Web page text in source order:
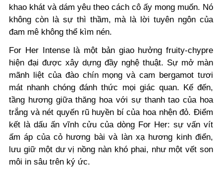
khao khát và dám yêu theo cách cô ấy mong muốn. Nó
không còn là sự thì thầm, mà là lời tuyên ngôn của
đam mê không thể kìm nén.
For Her Intense là một bản giao hưởng fruity-chypre
hiện đại được xây dựng đầy nghệ thuật. Sự mở màn
mãnh liệt của đào chín mọng và cam bergamot tươi
mát nhanh chóng đánh thức mọi giác quan. Kế đến,
tầng hương giữa thăng hoa với sự thanh tao của hoa
trắng và nét quyến rũ huyền bí của hoa nhện đỏ. Điểm
kết là dấu ấn vĩnh cửu của dòng For Her: sự vấn vít
ấm áp của cỏ hương bài và làn xạ hương kinh điển,
lưu giữ một dư vị nồng nàn khó phai, như một vết son
môi in sâu trên ký ức.